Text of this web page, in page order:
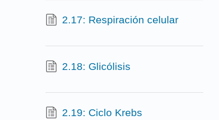
2.17: Respiración celular
2.18: Glicólisis
2.19: Ciclo Krebs